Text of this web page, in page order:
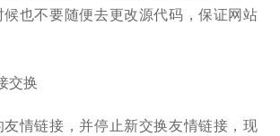
也不要随便去更改源代码，保证网站
交换
情链接，并停止新交换友情链接，现